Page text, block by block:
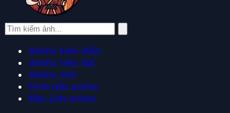
Anime kinh điển
Anime hiện đại
Anime mới
Hình nền anime
Kho ảnh anime